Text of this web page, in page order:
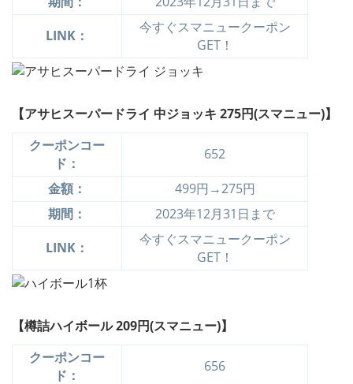
LINK：
今すぐスマニュークーポン
GET！
【アサヒスーパードライ 中ジョッキ 275円(スマニュー)】
クーポンコー
ド：
652
金額：
499円→275円
期間：
2023年12月31日まで
LINK：
今すぐスマニュークーポン
GET！
【樽詰ハイボール 209円(スマニュー)】
クーポンコー
ド：
656